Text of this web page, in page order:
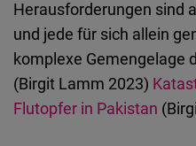
Herausforderungen sind
und jede für sich allein
komplexe Gemengelage
(Birgit Lamm 2023)
Flutopfer in Pakistan